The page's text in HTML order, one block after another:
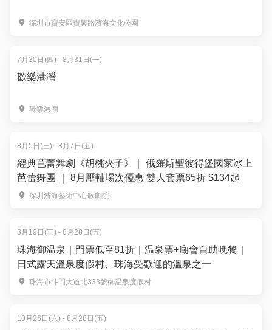
深圳市寶安區寶興路濱海文化公園
7月30日(四) - 8月31日(一)
歡樂港灣
歡樂港灣
8月5日(三) - 8月7日(五)
經典芭蕾舞劇《胡桃夾子》｜ 俄羅斯聖彼得堡國家冰上
芭蕾舞團 ｜ 8月壓軸場次優惠 雙人套票65折 $134起
深圳濱海藝術中心歌劇院
3月19日(三) - 8月28日(五)
珠海御温泉｜門票低至81折｜温泉票+廟會自助晚餐｜
日式露天溫泉度假村、珠海受歡迎的溫泉之一
珠海市斗門大道北333號御温泉度假村
10月26日(六) - 8月28日(五)